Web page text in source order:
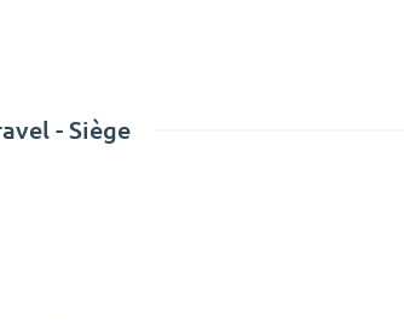
- Siège